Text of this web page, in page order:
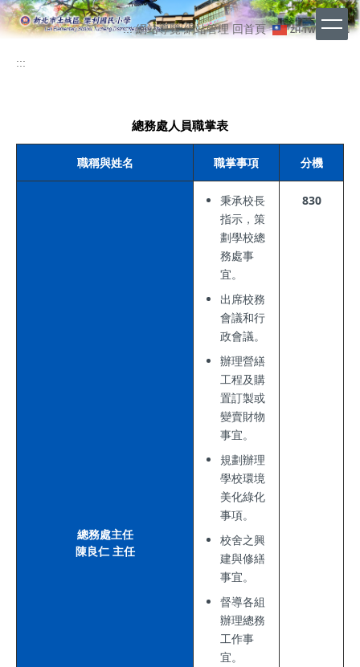
跳
到
要
上
::: 網站導覽 網站管理 回首頁 ZH-TW EN
:::
總務處人員職掌表
職稱與姓名 職掌事項 分機
總務處主任
陳良仁 主任
秉承校長
指示，策
劃學校總
務處事
宜。
出席校務
會議和行
政會議。
辦理營繕
工程及購
置訂製或
變賣財物
事宜。
規劃辦理
學校環境
美化綠化
事項。
校舍之興
建與修繕
事宜。
督導各組
辦理總務
工作事
宜。
830